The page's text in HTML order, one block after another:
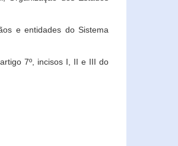
e entidades do Sistema
7º, incisos I, II e III do